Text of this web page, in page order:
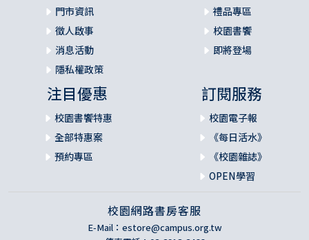
門市資訊
徵人啟事
消息活動
隱私權政策
禮品專區
校園書饗
即將登場
注目優惠
校園書饗特惠
全部特惠案
預約專區
訂閱服務
校園電子報
《每日活水》
《校園雜誌》
OPEN學習
校園網路書房客服
E-Mail： estore@campus.org.tw